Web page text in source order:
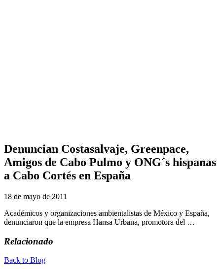
Denuncian Costasalvaje, Greenpace,
Amigos de Cabo Pulmo y ONG´s hispanas
a Cabo Cortés en España
18 de mayo de 2011
Académicos y organizaciones ambientalistas de México y España,
denunciaron que la empresa Hansa Urbana, promotora del …
Relacionado
Back to Blog